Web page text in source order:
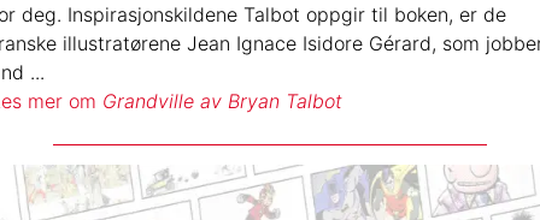
deg. Inspirasjonskildene Talbot oppgir til boken, er de
illustratørene Jean Ignace Isidore Gérard, som
...
mer om Grandville av Bryan Talbot